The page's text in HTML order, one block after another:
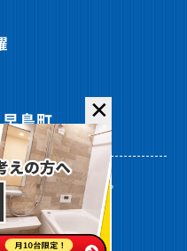
島町
サイトマップ
ループ みずさぽ.
✕